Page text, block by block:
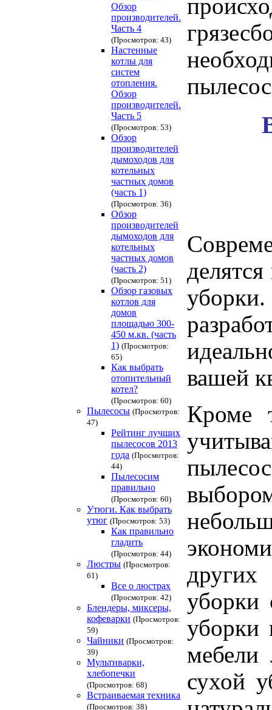
Обзор
производителей.
Часть 4
(Просмотров: 43)
Настенные
котлы для
систем
отопления.
Обзор
производителей.
Часть 5
(Просмотров: 53)
Обзор
производителей
дымоходов для
котельных
частных домов
(часть 1)
(Просмотров: 36)
Обзор
производителей
дымоходов для
котельных
частных домов
(часть 2)
(Просмотров: 51)
Обзор газовых
котлов для
домов
площадью 300-
450 м.кв. (часть
1) (Просмотров:
65)
Как выбрать
отопительный
котел?
(Просмотров: 60)
Пылесосы (Просмотров:
47)
Рейтинг лучших
пылесосов 2013
года (Просмотров:
44)
Пылесосим
правильно
(Просмотров: 60)
Утюги. Как выбрать
утюг (Просмотров: 53)
Как правильно
гладить
(Просмотров: 44)
Люстры (Просмотров:
61)
Все о люстрах
(Просмотров: 42)
Блендеры, миксеры,
кофеварки (Просмотров:
59)
Чайники (Просмотров:
39)
Мультиварки,
хлебопечки
(Просмотров: 68)
Встраиваемая техника
(Просмотров: 38)
вашей
Кроме
уборки
уборки
мебели
сухой